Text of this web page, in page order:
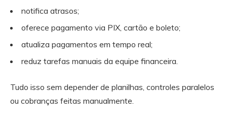
notifica atrasos;
oferece pagamento via PIX, cartão e boleto;
atualiza pagamentos em tempo real;
reduz tarefas manuais da equipe financeira.
Tudo isso sem depender de planilhas, controles paralelos
ou cobranças feitas manualmente.